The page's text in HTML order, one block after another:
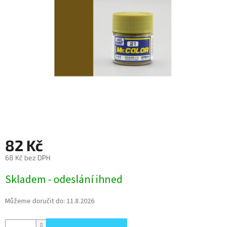
82 Kč
68 Kč bez DPH
cena:
Skladem - odeslání ihned
Můžeme doručit do: 11.8.2026